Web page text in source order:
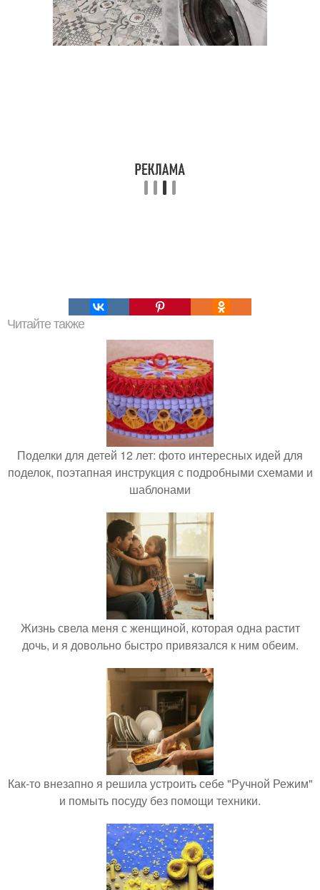
Читайте также
Поделки для детей 12 лет: фото интересных идей для
поделок, поэтапная инструкция с подробными схемами и
шаблонами
Жизнь свела меня с женщиной, которая одна растит
дочь, и я довольно быстро привязался к ним обеим.
Как-то внезапно я решила устроить себе "Ручной Режим"
и помыть посуду без помощи техники.